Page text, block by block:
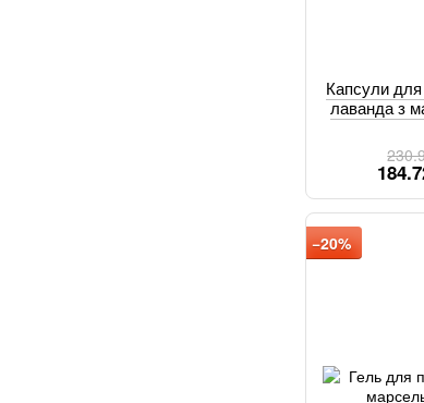
Капсули
лаванда з
−20%